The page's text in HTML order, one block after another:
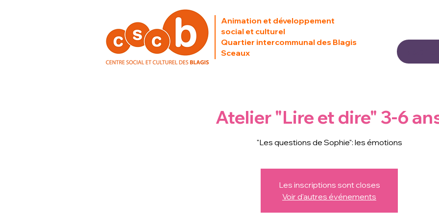
Animation et développement
social et culturel
Quartier intercommunal des Blagis
Sceaux
Atelier "Lire et dire" 3-6
"Les questions de Sophie": les émotions
Les inscriptions sont closes
Voir d'autres événements